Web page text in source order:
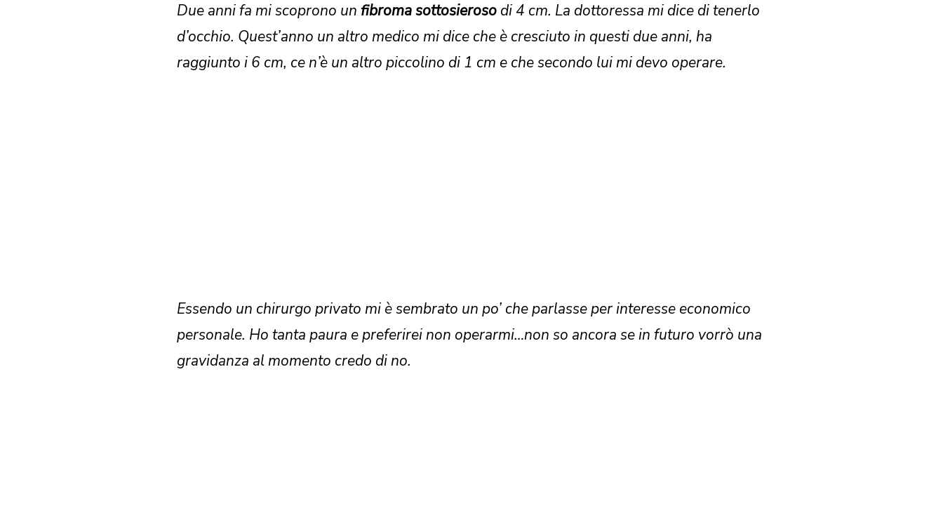
Due anni fa mi scoprono un fibroma sottosieroso di 4 cm. La dottoressa mi dice di tenerlo
d’occhio. Quest’anno un altro medico mi dice che è cresciuto in questi due anni, ha
raggiunto i 6 cm, ce n’è un altro piccolino di 1 cm e che secondo lui mi devo operare.
Essendo un chirurgo privato mi è sembrato un po’ che parlasse per interesse economico
personale. Ho tanta paura e preferirei non operarmi…non so ancora se in futuro vorrò una
gravidanza al momento credo di no.